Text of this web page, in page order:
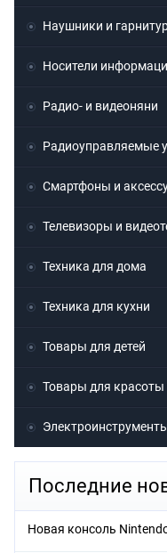
Наушники и
Носители
Радио- и видеоняни
Радиоуправляемые
Смартфоны и
Телевизоры и
Техника для дома
Техника для кухни
Товары для детей
Товары для красоты
Последние
Новая консоль